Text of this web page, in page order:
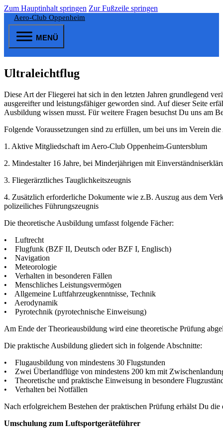
Zum Hauptinhalt springen Zur Fußzeile springen
Aero-Club Oppenheim
MENÜ
Ultraleichtflug
Diese Art der Fliegerei hat sich in den letzten Jahren grundlegend
ausgereifter und leistungsfähiger geworden sind. Auf dieser Seite
Ausbildung wissen musst. Für weitere Fragen besuchst Du uns am
Folgende Voraussetzungen sind zu erfüllen, um bei uns im Verein
1. Aktive Mitgliedschaft im Aero-Club Oppenheim-Guntersblum
2. Mindestalter 16 Jahre, bei Minderjährigen mit
3. Fliegerärztliches Tauglichkeitszeugnis
4. Zusätzlich erforderliche Dokumente wie z.B. Auszug aus dem
polizeiliches Führungszeugnis
Die theoretische Ausbildung umfasst folgende Fächer:
• Luftrecht
• Flugfunk (BZF II, Deutsch oder BZF I, Englisch)
• Navigation
• Meteorologie
• Verhalten in besonderen Fällen
• Menschliches Leistungsvermögen
• Allgemeine Luftfahrzeugkenntnisse, Technik
• Aerodynamik
• Pyrotechnik (pyrotechnische Einweisung)
Am Ende der Theorieausbildung wird eine theoretische Prüfung
Die praktische Ausbildung gliedert sich in folgende Abschnitte:
• Flugausbildung von mindestens 30 Flugstunden
• Zwei Überlandflüge von mindestens 200 km mit
• Theoretische und praktische Einweisung in besondere
• Verhalten bei Notfällen
Nach erfolgreichem Bestehen der praktischen Prüfung erhälst Du die
Umschulung zum Luftsportgeräteführer